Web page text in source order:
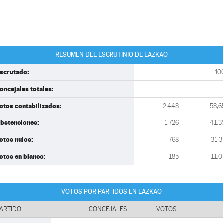
RESUMEN DEL ESCRUTINIO DE LAZKAO
totales:
contabilizados: 2.448
1.726
nulos: 768
en blanco: 185
VOTOS POR PARTIDOS EN LAZKAO
CONCEJALES VOTOS